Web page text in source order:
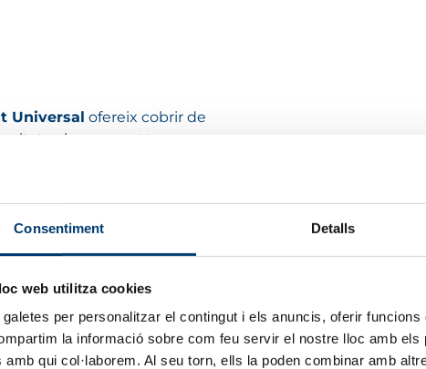
Consentiment Detalls
web utilitza cookies
per personalitzar el contingut i els anuncis, oferir
la informació sobre com feu servir el nostre lloc amb
amb qui col·laborem. Al seu torn, ells la poden combinar amb
Universal ofereix cobrir de
sobre aquest tema,
disseny arquitectònic de
els seus vessants
el diagnòstic de
Pel que, el nostre
a establir la igualtat entre
la inclusió aconseguim
llocs com els habitatges,